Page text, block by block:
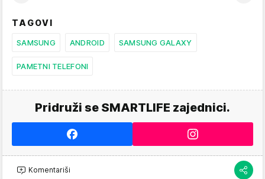
TAGOVI
SAMSUNG ANDROID SAMSUNG GALAXY
PAMETNI TELEFONI
Pridruži se SMARTLIFE zajednici.
Komentariši